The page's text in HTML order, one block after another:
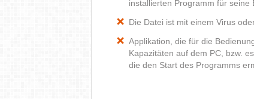
installierten Programm für seine
Die Datei ist mit einem Virus
Applikation, die für die
Kapazitäten auf dem PC, bzw.
die den Start des Programms